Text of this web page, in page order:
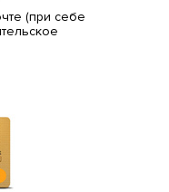
(при себе